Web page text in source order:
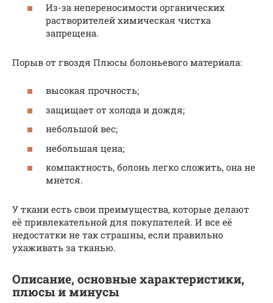
Из-за непереносимости органических
растворителей химическая чистка
запрещена.
Порыв от гвоздя Плюсы болоньевого материала:
высокая прочность;
защищает от холода и дождя;
небольшой вес;
небольшая цена;
компактность, болонь легко сложить, она не
мнется.
У ткани есть свои преимущества, которые делают
её привлекательной для покупателей. И все её
недостатки не так страшны, если правильно
ухаживать за тканью.
Описание, основные характеристики,
плюсы и минусы